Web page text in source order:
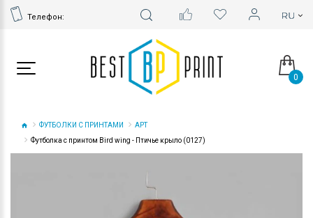
Телефон:
0
ФУТБОЛКИ С ПРИНТАМИ
АРТ
Футболка с принтом Bird wing - Птичье крыло (0127)